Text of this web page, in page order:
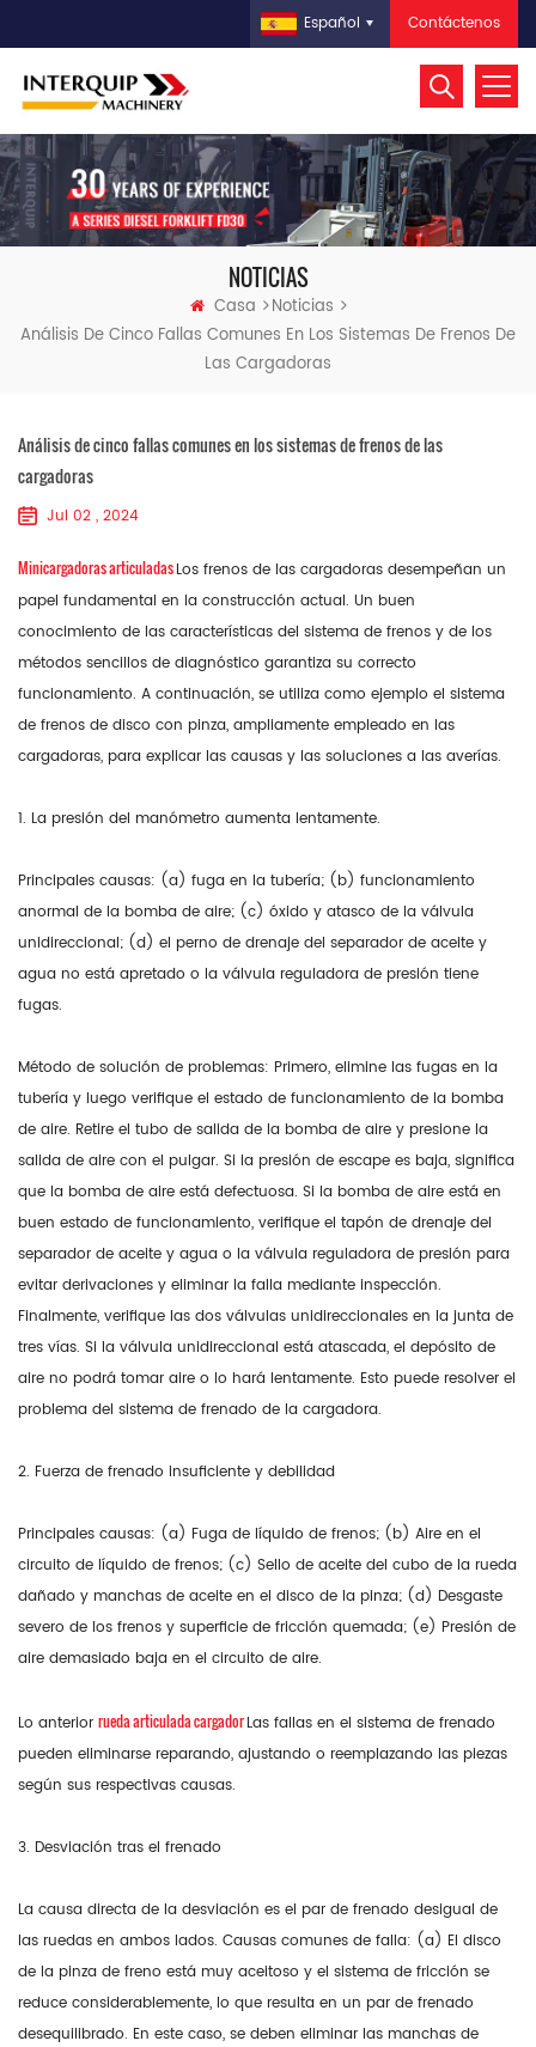
Contáctenos
Español
NOTICIAS
Casa
Noticias
Análisis De Cinco Fallas Comunes En Los Sistemas De Frenos De
Las Cargadoras
Análisis de cinco fallas comunes en los sistemas de frenos de las
cargadoras
Jul 02 , 2024
Minicargadoras articuladasLos frenos de las cargadoras desempeñan un
papel fundamental en la construcción actual. Un buen
conocimiento de las características del sistema de frenos y de los
métodos sencillos de diagnóstico garantiza su correcto
funcionamiento. A continuación, se utiliza como ejemplo el sistema
de frenos de disco con pinza, ampliamente empleado en las
cargadoras, para explicar las causas y las soluciones a las averías.
1. La presión del manómetro aumenta lentamente.
Principales causas: (a) fuga en la tubería; (b) funcionamiento
anormal de la bomba de aire; (c) óxido y atasco de la válvula
unidireccional; (d) el perno de drenaje del separador de aceite y
agua no está apretado o la válvula reguladora de presión tiene
fugas.
Método de solución de problemas: Primero, elimine las fugas en la
tubería y luego verifique el estado de funcionamiento de la bomba
de aire. Retire el tubo de salida de la bomba de aire y presione la
salida de aire con el pulgar. Si la presión de escape es baja, significa
que la bomba de aire está defectuosa. Si la bomba de aire está en
buen estado de funcionamiento, verifique el tapón de drenaje del
separador de aceite y agua o la válvula reguladora de presión para
evitar derivaciones y eliminar la falla mediante inspección.
Finalmente, verifique las dos válvulas unidireccionales en la junta de
tres vías. Si la válvula unidireccional está atascada, el depósito de
aire no podrá tomar aire o lo hará lentamente. Esto puede resolver el
problema del sistema de frenado de la cargadora.
2. Fuerza de frenado insuficiente y debilidad
Principales causas: (a) Fuga de líquido de frenos; (b) Aire en el
circuito de líquido de frenos; (c) Sello de aceite del cubo de la rueda
dañado y manchas de aceite en el disco de la pinza; (d) Desgaste
severo de los frenos y superficie de fricción quemada; (e) Presión de
aire demasiado baja en el circuito de aire.
Lo anterior rueda articuladacargadorLas fallas en el sistema de frenado
pueden eliminarse reparando, ajustando o reemplazando las piezas
según sus respectivas causas.
3. Desviación tras el frenado
La causa directa de la desviación es el par de frenado desigual de
las ruedas en ambos lados. Causas comunes de falla: (a) El disco
de la pinza de freno está muy aceitoso y el sistema de fricción se
reduce considerablemente, lo que resulta en un par de frenado
desequilibrado. En este caso, se deben eliminar las manchas de